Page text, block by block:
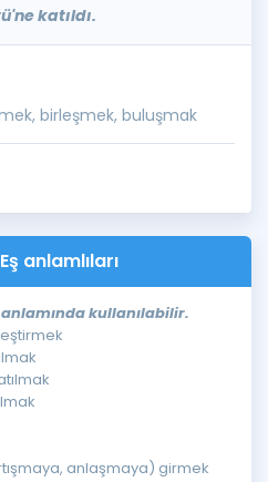
katıldı.
birleşmek, buluşmak
anlamlıları
kullanılabilir.
anlaşmaya) girmek